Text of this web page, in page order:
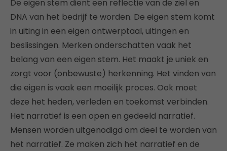
De eigen stem dient een reflectie van de ziel en
DNA van het bedrijf te worden. De eigen stem komt
in uiting in een eigen ontwerptaal, uitingen en
beslissingen. Merken onderschatten vaak het
belang van een eigen stem. Het maakt je uniek en
zorgt voor (onbewuste) herkenning. Het vinden van
die eigen is vaak een moeilijk proces. Ook moet
deze het heden, verleden en toekomst verbinden.
Het narratief is een open en gedeeld narratief.
Mensen worden uitgenodigd om deel te worden van
het narratief. Ze maken zich het narratief en de